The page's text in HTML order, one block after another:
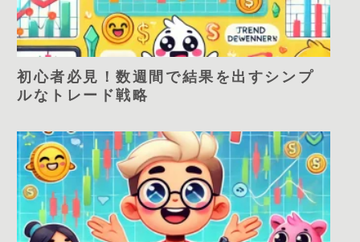
初心者必見！数週間で結果を出すシンプ
ルなトレード戦略